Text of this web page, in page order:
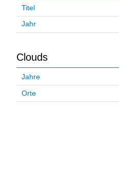
Titel
Jahr
Clouds
Jahre
Orte